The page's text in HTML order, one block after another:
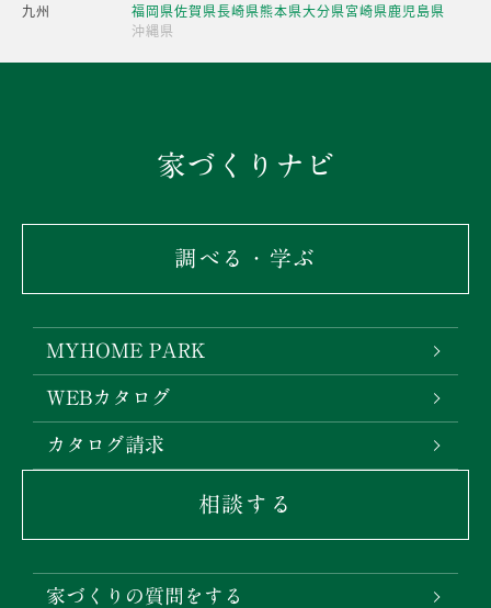
九州
福岡県佐賀県長崎県熊本県大分県宮崎県鹿児島県
沖縄県
家づくりナビ
調べる・学ぶ
MYHOME PARK
WEBカタログ
カタログ請求
相談する
家づくりの質問をする